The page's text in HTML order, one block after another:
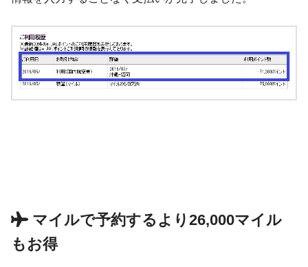
マイルで予約するより26,000マイル
もお得